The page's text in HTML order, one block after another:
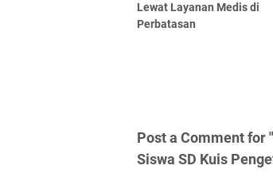
Lewat Layanan Medis di
Perbatasan
Post a Comment for
Siswa SD Kuis